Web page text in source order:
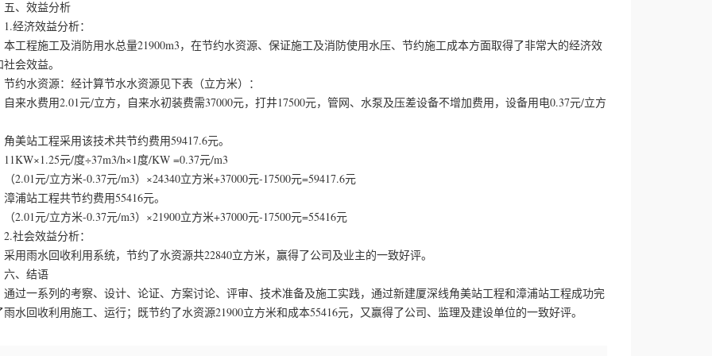
效益分析
济效益分析：
程施工及消防用水总量21900m3，在节约水资源、保证施工及消防使用水压、节约施工成本方面取得了非常大的经济效
会效益。
水资源：经计算节水水资源见下表（立方米）：
水费用2.01元/立方，自来水初装费需37000元，打井17500元，管网、水泵及压差设备不增加费用，设备用电0.37元/立方
站工程采用该技术共节约费用59417.6元。
元/度÷37m3/h×1度/KW =0.37元/m3
元/立方米-0.37元/m3）×24340立方米+37000元-17500元=59417.6元
站工程共节约费用55416元。
元/立方米-0.37元/m3）×21900立方米+37000元-17500元=55416元
会效益分析：
雨水回收利用系统，节约了水资源共22840立方米，赢得了公司及业主的一致好评。
、结语
一系列的考察、设计、论证、方案讨论、评审、技术准备及施工实践，通过新建厦深线角美站工程和漳浦站工程成功完
雨水回收利用施工、运行；既节约了水资源21900立方米和成本55416元，又赢得了公司、监理及建设单位的一致好评。